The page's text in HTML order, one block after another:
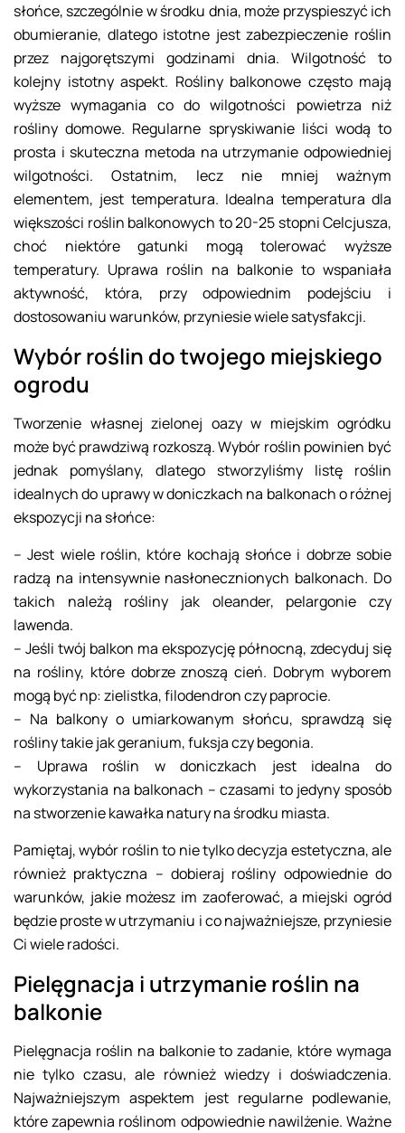
słońce, szczególnie w środku dnia, może przyspieszyć ich
obumieranie, dlatego istotne jest zabezpieczenie roślin
przez najgorętszymi godzinami dnia. Wilgotność to
kolejny istotny aspekt. Rośliny balkonowe często mają
wyższe wymagania co do wilgotności powietrza niż
rośliny domowe. Regularne spryskiwanie liści wodą to
prosta i skuteczna metoda na utrzymanie odpowiedniej
wilgotności. Ostatnim, lecz nie mniej ważnym
elementem, jest temperatura. Idealna temperatura dla
większości roślin balkonowych to 20-25 stopni Celcjusza,
choć niektóre gatunki mogą tolerować wyższe
temperatury. Uprawa roślin na balkonie to wspaniała
aktywność, która, przy odpowiednim podejściu i
dostosowaniu warunków, przyniesie wiele satysfakcji.
Wybór roślin do twojego miejskiego
ogrodu
Tworzenie własnej zielonej oazy w miejskim ogródku
może być prawdziwą rozkoszą. Wybór roślin powinien być
jednak pomyślany, dlatego stworzyliśmy listę roślin
idealnych do uprawy w doniczkach na balkonach o różnej
ekspozycji na słońce:
– Jest wiele roślin, które kochają słońce i dobrze sobie
radzą na intensywnie nasłonecznionych balkonach. Do
takich należą rośliny jak oleander, pelargonie czy
lawenda.
– Jeśli twój balkon ma ekspozycję północną, zdecyduj się
na rośliny, które dobrze znoszą cień. Dobrym wyborem
mogą być np: zielistka, filodendron czy paprocie.
– Na balkony o umiarkowanym słońcu, sprawdzą się
rośliny takie jak geranium, fuksja czy begonia.
– Uprawa roślin w doniczkach jest idealna do
wykorzystania na balkonach – czasami to jedyny sposób
na stworzenie kawałka natury na środku miasta.
Pamiętaj, wybór roślin to nie tylko decyzja estetyczna, ale
również praktyczna – dobieraj rośliny odpowiednie do
warunków, jakie możesz im zaoferować, a miejski ogród
będzie proste w utrzymaniu i co najważniejsze, przyniesie
Ci wiele radości.
Pielęgnacja i utrzymanie roślin na
balkonie
Pielęgnacja roślin na balkonie to zadanie, które wymaga
nie tylko czasu, ale również wiedzy i doświadczenia.
Najważniejszym aspektem jest regularne podlewanie,
które zapewnia roślinom odpowiednie nawilżenie. Ważne